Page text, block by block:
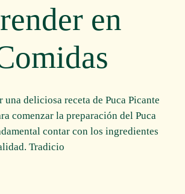
en
una deliciosa receta de Puca Picante
comenzar la preparación del Puca
contar con los ingredientes
Tradicio